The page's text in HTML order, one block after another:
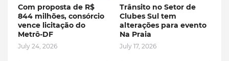
Com proposta de R$
844 milhões, consórcio
vence licitação do
Metrô-DF
July 24, 2026
Trânsito no Setor de
Clubes Sul tem
alterações para evento
Na Praia
July 17, 2026